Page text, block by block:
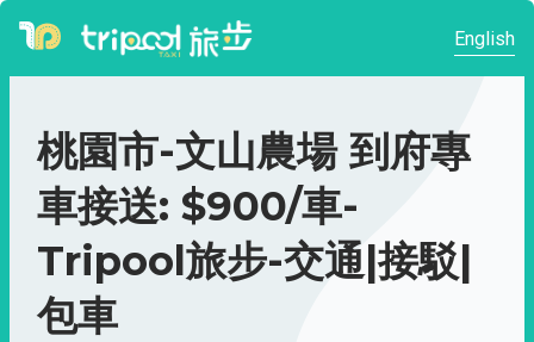
English
桃園市-文山農場 到府專
車接送: $900/車-
Tripool旅步-交通|接駁|
包車